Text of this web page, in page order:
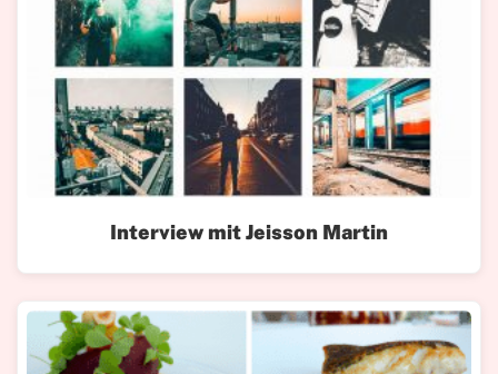
Interview mit Jeisson Martin